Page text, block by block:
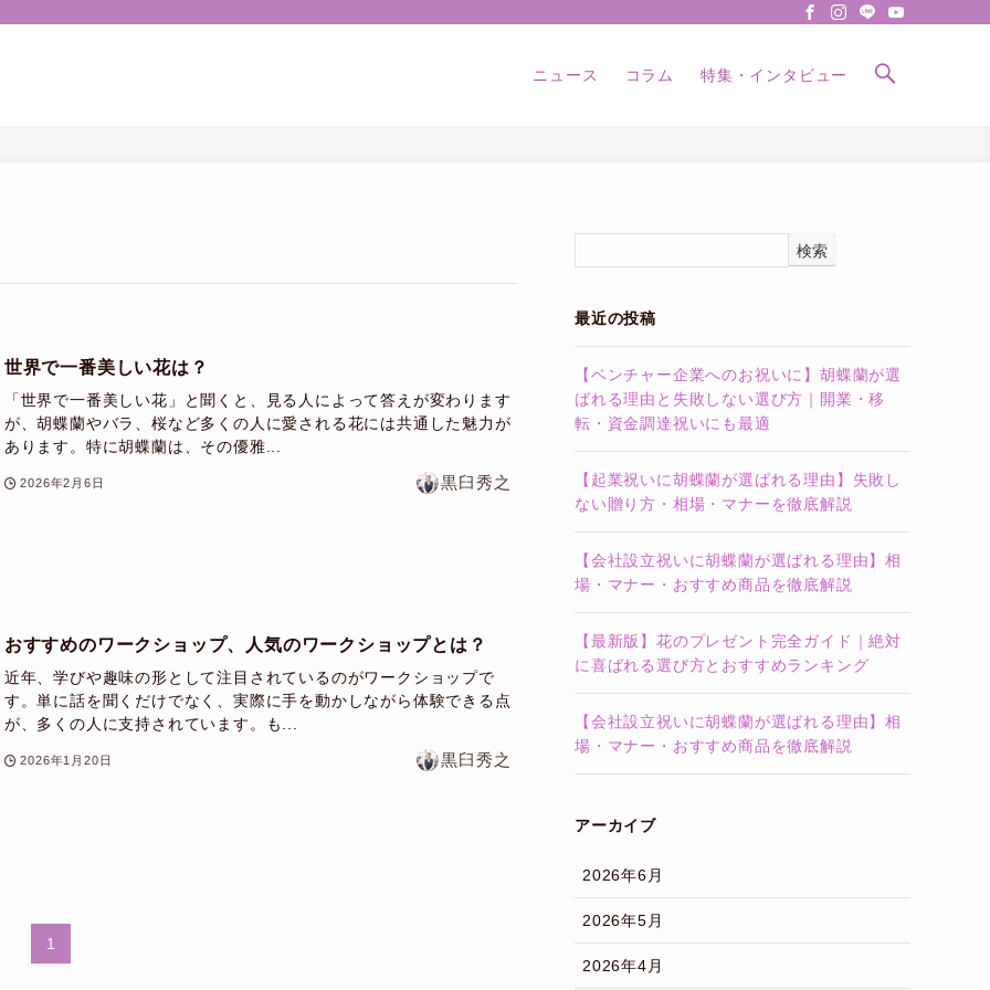
ニュース コラム 特集・インタビュー
世界で一番美しい花は？
「世界で一番美しい花」と聞くと、見る人によって答えが変わります
が、胡蝶蘭やバラ、桜など多くの人に愛される花には共通した魅力が
あります。特に胡蝶蘭は、その優雅...
2026年2月6日 黒臼秀之
おすすめのワークショップ、人気のワークショップとは？
近年、学びや趣味の形として注目されているのがワークショップで
す。単に話を聞くだけでなく、実際に手を動かしながら体験できる点
が、多くの人に支持されています。も...
2026年1月20日 黒臼秀之
1
検索
最近の投稿
【ベンチャー企業へのお祝いに】胡蝶蘭が選
ばれる理由と失敗しない選び方｜開業・移
転・資金調達祝いにも最適
【起業祝いに胡蝶蘭が選ばれる理由】失敗し
ない贈り方・相場・マナーを徹底解説
【会社設立祝いに胡蝶蘭が選ばれる理由】相
場・マナー・おすすめ商品を徹底解説
【最新版】花のプレゼント完全ガイド｜絶対
に喜ばれる選び方とおすすめランキング
【会社設立祝いに胡蝶蘭が選ばれる理由】相
場・マナー・おすすめ商品を徹底解説
アーカイブ
2026年6月
2026年5月
2026年4月